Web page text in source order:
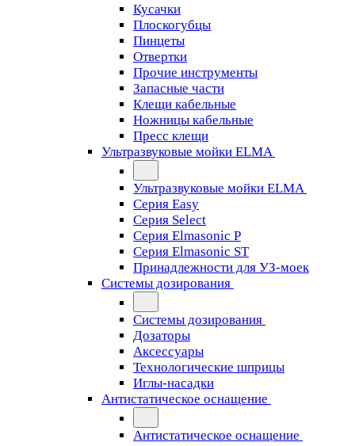
Кусачки
Плоскогубцы
Пинцеты
Отвертки
Прочие инструменты
Запасные части
Клещи кабельные
Ножницы кабельные
Пресс клещи
Ультразвуковые мойки ELMA
Ультразвуковые мойки ELMA
Серия Easy
Серия Select
Серия Elmasonic P
Серия Elmasonic ST
Принадлежности для УЗ-моек
Системы дозирования
Системы дозирования
Дозаторы
Аксессуары
Технологические шприцы
Иглы-насадки
Антистатическое оснащение
Антистатическое оснащение